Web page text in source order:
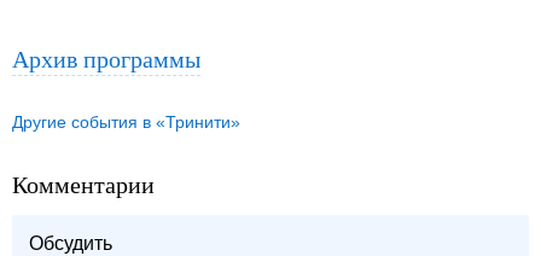
Архив программы
Другие события в «Тринити»
Комментарии
Обсудить